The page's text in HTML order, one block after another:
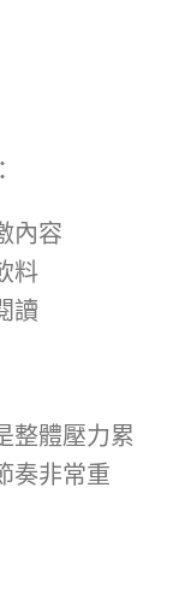
內容
料
讀
整體壓力累
奏非常重